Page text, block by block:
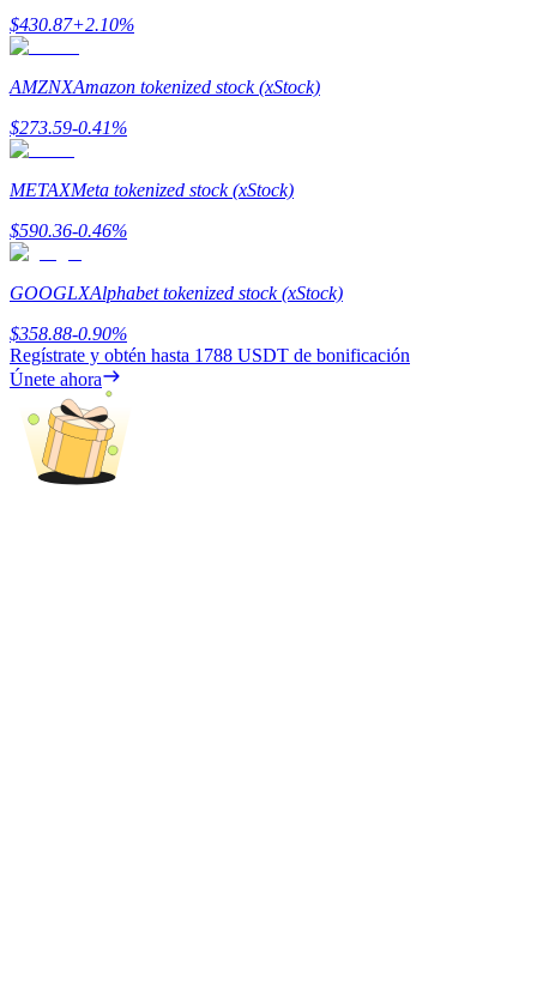
Share 500000 CASHCAT prize pool
Exclusive for BitMart Users
Register & Trade to Win 500,000 USDT
$430.87+2.10%
AMZNXAmazon tokenized stock (xStock)
$273.59-0.41%
METAXMeta tokenized stock (xStock)
$590.36-0.46%
GOOGLXAlphabet tokenized stock (xStock)
$358.88-0.90%
Regístrate y obtén hasta 1788 USDT de bonificación
Únete ahora